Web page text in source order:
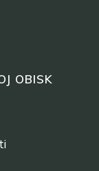
OBISK